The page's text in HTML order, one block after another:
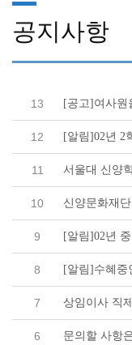
공지사항
13 [공고]여사원
12
11
10
9
8
7
6 문의할 사항